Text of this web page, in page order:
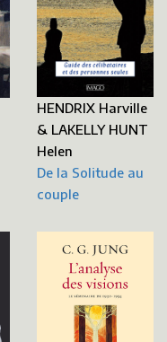
HENDRIX Harville
& LAKELLY HUNT
Helen
De la Solitude au
couple